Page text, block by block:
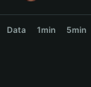
Bahasa Indonesia
Data 1min 5min